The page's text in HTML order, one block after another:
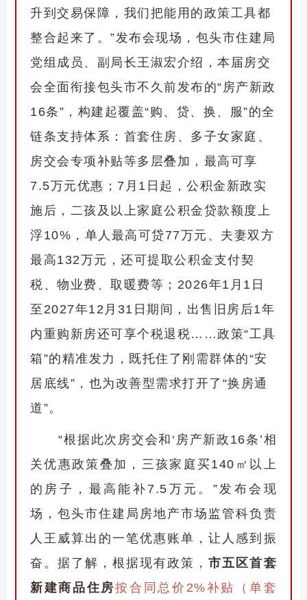
升到交易保障，我们把能用的政策工具都
整合起来了。”发布会现场，包头市住建局
党组成员、副局长王淑宏介绍，本届房交
会全面衔接包头市不久前发布的“房产新政
16条”，构建起覆盖“购、贷、换、服”的全
链条支持体系：首套住房、多子女家庭、
房交会专项补贴等多层叠加，最高可享
7.5万元优惠；7月1日起，公积金新政实
施后，二孩及以上家庭公积金贷款额度上
浮10%，单人最高可贷77万元、夫妻双方
最高132万元，还可提取公积金支付契
税、物业费、取暖费等；2026年1月1日
至2027年12月31日期间，出售旧房后1年
内重购新房还可享个税退税……政策“工具
箱”的精准发力，既托住了刚需群体的“安
居底线”，也为改善型需求打开了“换房通
道”。
“根据此次房交会和‘房产新政16条’相
关优惠政策叠加，三孩家庭买140㎡以上
的房子，最高能补7.5万元。”发布会现
场，包头市住建局房地产市场监管科负责
人王威算出的一笔优惠账单，让人感到振
奋。据了解，根据现有政策，市五区首套
新建商品住房按合同总价2%补贴（单套